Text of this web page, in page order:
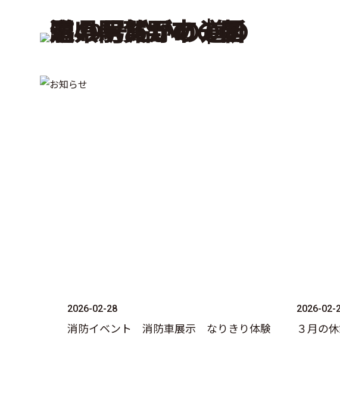
2026-02-28
消防イベント 消防車展示 なりきり体験
2026-02-
３月の